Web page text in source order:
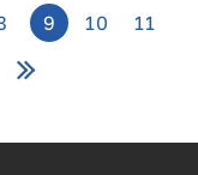
9 10
11